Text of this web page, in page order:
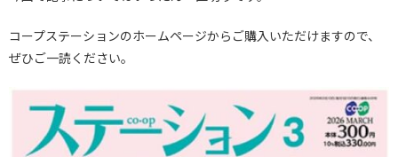
コープステーションのホームページからご購入いただけますので、
ぜひご一読ください。